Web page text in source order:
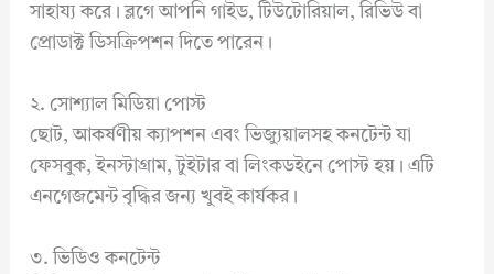
সাহায্য করে। ব্লগে আপনি গাইড, টিউটোরিয়াল, রিভিউ বা
প্রোডাক্ট ডিসক্রিপশন দিতে পারেন।
২. সোশ্যাল মিডিয়া পোস্ট
ছোট, আকর্ষণীয় ক্যাপশন এবং ভিজ্যুয়ালসহ কনটেন্ট যা
ফেসবুক, ইনস্টাগ্রাম, টুইটার বা লিংকডইনে পোস্ট হয়। এটি
এনগেজমেন্ট বৃদ্ধির জন্য খুবই কার্যকর।
৩. ভিডিও কনটেন্ট